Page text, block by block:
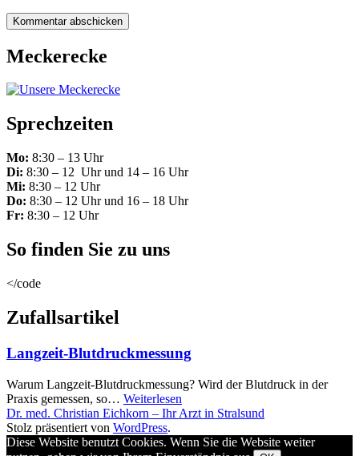
Meckerecke
Sprechzeiten
Mo: 8:30 – 13 Uhr
Di: 8:30 – 12 Uhr und 14 – 16 Uhr
Mi: 8:30 – 12 Uhr
Do: 8:30 – 12 Uhr und 16 – 18 Uhr
Fr: 8:30 – 12 Uhr
So finden Sie zu uns
</code
Zufallsartikel
Langzeit-Blutdruckmessung
Warum Langzeit-Blutdruckmessung? Wird der Blutdruck in der
Praxis gemessen, so… Weiterlesen
Dr. med. Christian Eichkorn – Ihr Arzt in Stralsund
Stolz präsentiert von WordPress.
Diese Website benutzt Cookies. Wenn Sie die Website weiter